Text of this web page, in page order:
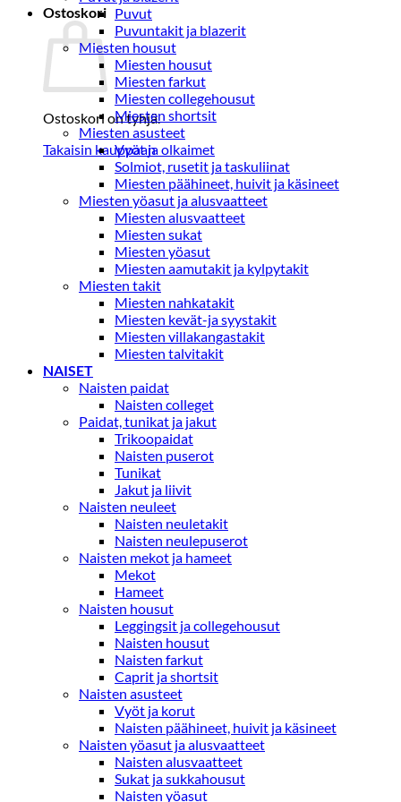
Ostoskori
Ostoskori on tyhjä.
Takaisin kauppaan
Puvut
Puvuntakit ja blazerit
Miesten housut
Miesten housut
Miesten farkut
Miesten collegehousut
Miesten shortsit
Miesten asusteet
Vyöt ja olkaimet
Solmiot, rusetit ja taskuliinat
Miesten päähineet, huivit ja käsineet
Miesten yöasut ja alusvaatteet
Miesten alusvaatteet
Miesten sukat
Miesten yöasut
Miesten aamutakit ja kylpytakit
Miesten takit
Miesten nahkatakit
Miesten kevät-ja syystakit
Miesten villakangastakit
Miesten talvitakit
NAISET
Naisten paidat
Naisten colleget
Paidat, tunikat ja jakut
Trikoopaidat
Naisten puserot
Tunikat
Jakut ja liivit
Naisten neuleet
Naisten neuletakit
Naisten neulepuserot
Naisten mekot ja hameet
Mekot
Hameet
Naisten housut
Leggingsit ja collegehousut
Naisten housut
Naisten farkut
Caprit ja shortsit
Naisten asusteet
Vyöt ja korut
Naisten päähineet, huivit ja käsineet
Naisten yöasut ja alusvaatteet
Naisten alusvaatteet
Sukat ja sukkahousut
Naisten yöasut